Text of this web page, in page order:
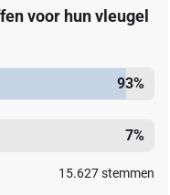
voor hun vleugel
93%
7%
15.627stemmen